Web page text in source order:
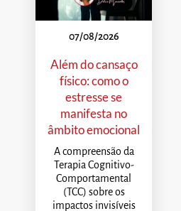
07/08/2026
Além do cansaço
físico: como o
estresse se
manifesta no
âmbito emocional
A compreensão da
Terapia Cognitivo-
Comportamental
(TCC) sobre os
impactos invisíveis